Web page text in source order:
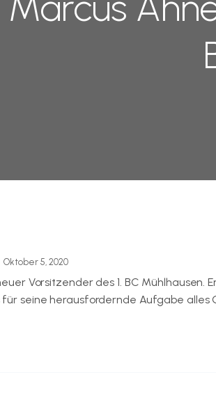
Oktober 5, 2020
Vorsitzender des 1. BC
für seine herausfordernde Aufgabe alles